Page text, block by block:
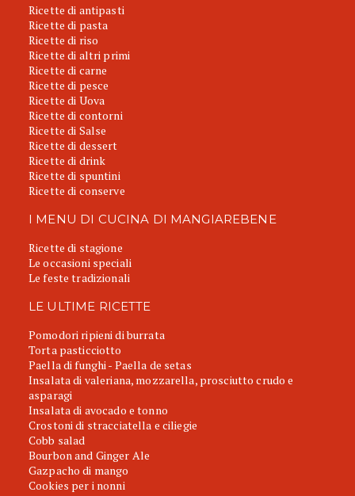
Ricette di antipasti
Ricette di pasta
Ricette di riso
Ricette di altri primi
Ricette di carne
Ricette di pesce
Ricette di Uova
Ricette di contorni
Ricette di Salse
Ricette di dessert
Ricette di drink
Ricette di spuntini
Ricette di conserve
I MENU DI CUCINA DI MANGIAREBENE
Ricette di stagione
Le occasioni speciali
Le feste tradizionali
LE ULTIME RICETTE
Pomodori ripieni di burrata
Torta pasticciotto
Paella di funghi - Paella de setas
Insalata di valeriana, mozzarella, prosciutto crudo e
asparagi
Insalata di avocado e tonno
Crostoni di stracciatella e ciliegie
Cobb salad
Bourbon and Ginger Ale
Gazpacho di mango
Cookies per i nonni